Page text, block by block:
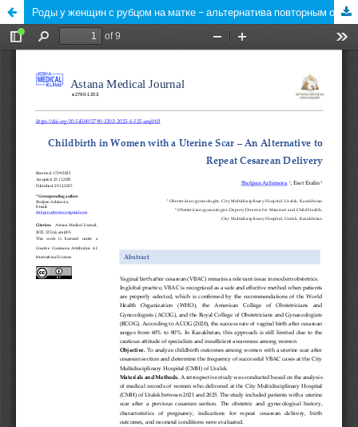
Роды у женщин с рубцом на матке – альтернатива повторным оперативным родам